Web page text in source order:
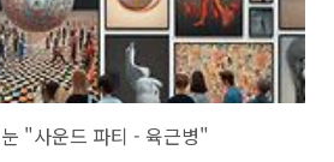
"사운드 파티 - 육근병"